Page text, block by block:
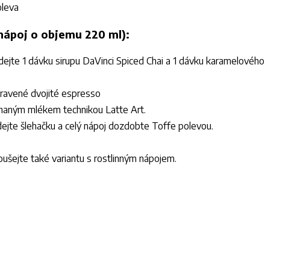
o objemu 220 ml):
1 dávku sirupu DaVinci Spiced Chai a 1 dávku karamelového
dvojité espresso
mlékem technikou Latte Art.
šlehačku a celý nápoj dozdobte Toffe polevou.
také variantu s rostlinným nápojem.